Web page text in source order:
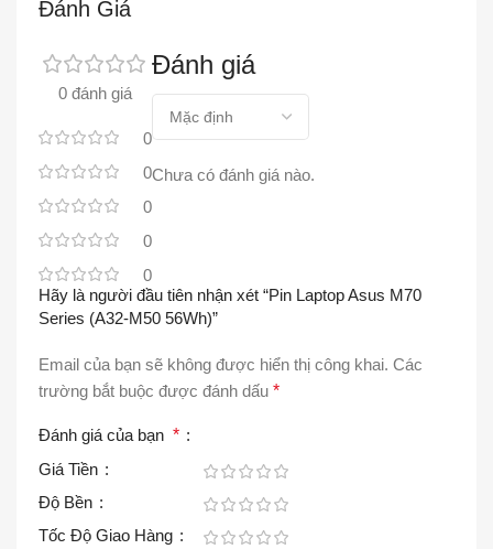
Đánh Giá
0 đánh giá
0
0
0
0
0
Đánh giá
Chưa có đánh giá nào.
Hãy là người đầu tiên nhận xét “Pin Laptop Asus M70
Series (A32-M50 56Wh)”
Email của bạn sẽ không được hiển thị công khai. Các
trường bắt buộc được đánh dấu *
Đánh giá của bạn *
Giá Tiền
Độ Bền
Tốc Độ Giao Hàng